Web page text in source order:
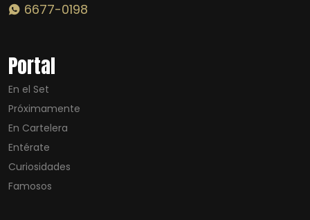
6677-0198
Portal
En el Set
Próximamente
En Cartelera
Entérate
Curiosidades
Famosos